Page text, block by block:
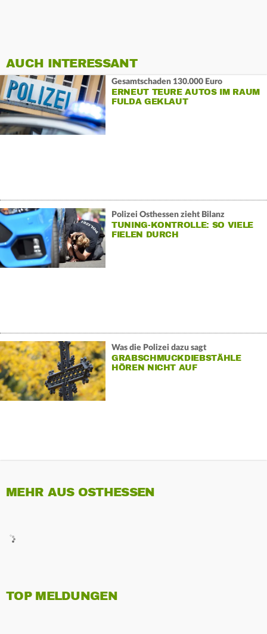
AUCH INTERESSANT
Gesamtschaden 130.000 Euro
ERNEUT TEURE AUTOS IM RAUM
FULDA GEKLAUT
Polizei Osthessen zieht Bilanz
TUNING-KONTROLLE: SO VIELE
FIELEN DURCH
Was die Polizei dazu sagt
GRABSCHMUCKDIEBSTÄHLE
HÖREN NICHT AUF
MEHR AUS OSTHESSEN
TOP MELDUNGEN